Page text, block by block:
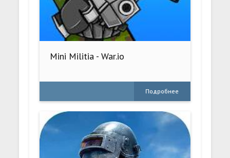
Mini Militia - War.io
Подробнее